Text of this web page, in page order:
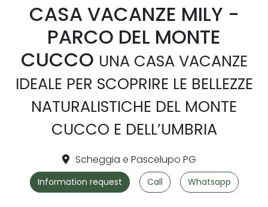
CASA VACANZE MILY -
PARCO DEL MONTE
CUCCO UNA CASA VACANZE
IDEALE PER SCOPRIRE LE BELLEZZE
NATURALISTICHE DEL MONTE
CUCCO E DELL’UMBRIA
Scheggia e Pascelupo PG
Information request Call Whatsapp